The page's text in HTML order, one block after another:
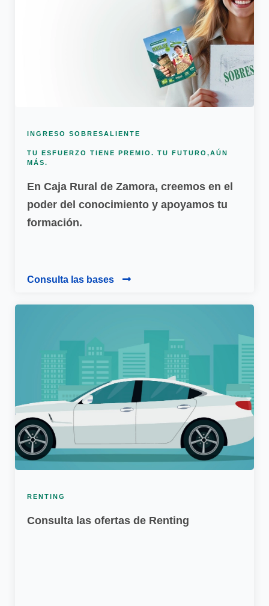
INGRESO SOBRESALIENTE
TU ESFUERZO TIENE PREMIO. TU FUTURO,AÚN
MÁS.
En Caja Rural de Zamora, creemos en el
poder del conocimiento y apoyamos tu
formación.
Consulta las bases
RENTING
Consulta las ofertas de Renting